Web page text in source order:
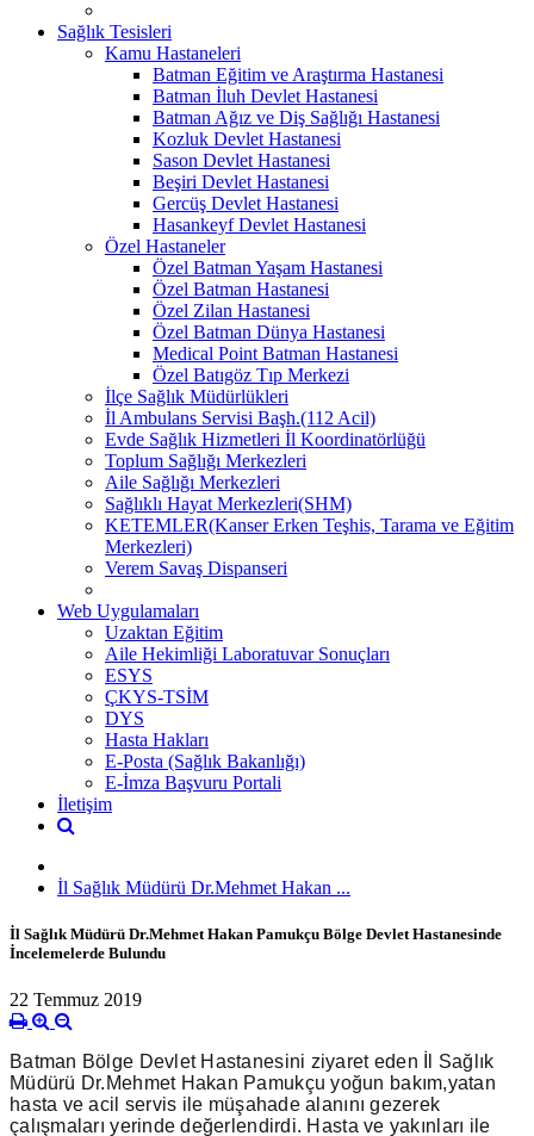
Sağlık Tesisleri
Kamu Hastaneleri
Batman Eğitim ve Araştırma Hastanesi
Batman İluh Devlet Hastanesi
Batman Ağız ve Diş Sağlığı Hastanesi
Kozluk Devlet Hastanesi
Sason Devlet Hastanesi
Beşiri Devlet Hastanesi
Gercüş Devlet Hastanesi
Hasankeyf Devlet Hastanesi
Özel Hastaneler
Özel Batman Yaşam Hastanesi
Özel Batman Hastanesi
Özel Zilan Hastanesi
Özel Batman Dünya Hastanesi
Medical Point Batman Hastanesi
Özel Batıgöz Tıp Merkezi
İlçe Sağlık Müdürlükleri
İl Ambulans Servisi Başh.(112 Acil)
Evde Sağlık Hizmetleri İl Koordinatörlüğü
Toplum Sağlığı Merkezleri
Aile Sağlığı Merkezleri
Sağlıklı Hayat Merkezleri(SHM)
KETEMLER(Kanser Erken Teşhis, Tarama ve Eğitim
Merkezleri)
Verem Savaş Dispanseri
Web Uygulamaları
Uzaktan Eğitim
Aile Hekimliği Laboratuvar Sonuçları
ESYS
ÇKYS-TSİM
DYS
Hasta Hakları
E-Posta (Sağlık Bakanlığı)
E-İmza Başvuru Portali
İletişim
İl Sağlık Müdürü Dr.Mehmet Hakan ...
İl Sağlık Müdürü Dr.Mehmet Hakan Pamukçu Bölge Devlet Hastanesinde
İncelemelerde Bulundu
22 Temmuz 2019
Batman Bölge Devlet Hastanesini ziyaret eden İl Sağlık
Müdürü Dr.Mehmet Hakan Pamukçu yoğun bakım,yatan
hasta ve acil servis ile müşahade alanını gezerek
çalışmaları yerinde değerlendirdi. H asta ve yakınları ile